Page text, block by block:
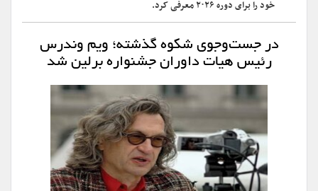
خود را برای دوره ۲۰۲۶ معرفی کرد.
در جست‌وجوی شکوه گذشته؛ ویم وندرس
رئیس هیات داوران جشنواره برلین شد